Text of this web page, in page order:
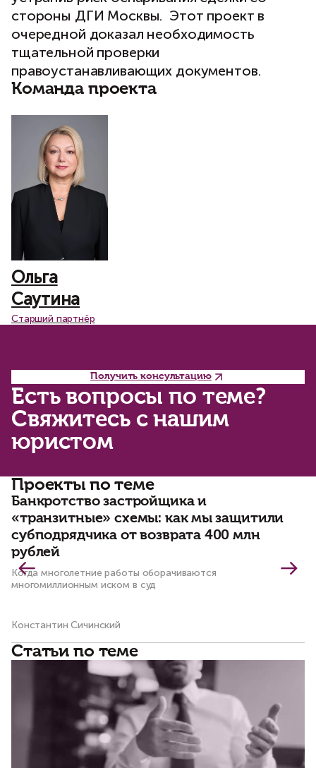
стороны ДГИ Москвы. Этот проект в
очередной доказал необходимость
тщательной проверки
правоустанавливающих документов.
Команда проекта
Ольга
Саутина
Старший партнёр
Есть вопросы по теме?
Свяжитесь с нашим
юристом
Получить консультацию
Проекты по теме
Банкротство застройщика и
«транзитные» схемы: как мы защитили
субподрядчика от возврата 400 млн
рублей
Когда многолетние работы оборачиваются
многомиллионным иском в суд
Константин Сичинский
Статьи по теме